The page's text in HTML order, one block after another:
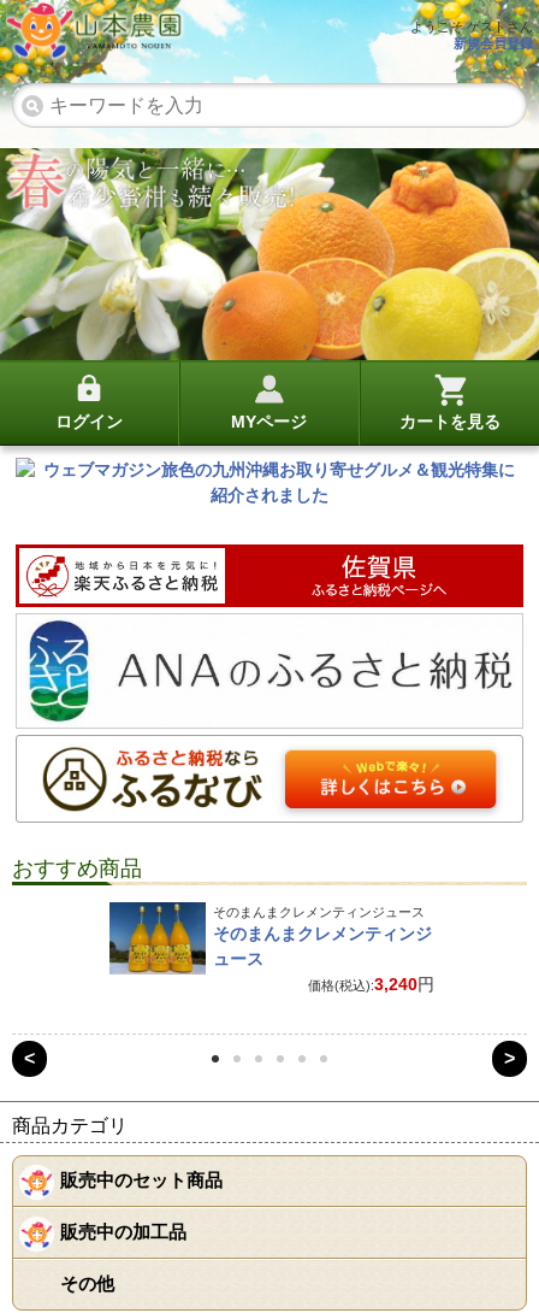
ようこそ ゲストさん
新規会員登録
ログイン MYページ カートを見る
おすすめ商品
そのまんまクレメンティンジュース
そのまんまクレメンティンジ
ュース
価格(税込):3,240円
< >
商品カテゴリ
＋ 販売中のセット商品
＋ 販売中の加工品
その他